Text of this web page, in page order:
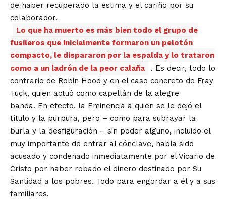
de haber recuperado la estima y el cariño por su
colaborador.
Lo que ha muerto es más bien todo el grupo de
fusileros que inicialmente formaron un pelotón
compacto, le dispararon por la espalda y lo trataron
como a un ladrón de la peor calaña
. Es decir, todo lo
contrario de Robin Hood y en el caso concreto de Fray
Tuck, quien actuó como capellán de la alegre
banda. En efecto, la Eminencia a quien se le dejó el
título y la púrpura, pero – como para subrayar la
burla y la desfiguración – sin poder alguno, incluido el
muy importante de entrar al cónclave, había sido
acusado y condenado inmediatamente por el Vicario de
Cristo por haber robado el dinero destinado por Su
Santidad a los pobres. Todo para engordar a él y a sus
familiares.